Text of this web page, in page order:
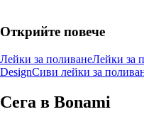
Открийте повече
Лейки за поливанеЛейки за
DesignСиви лейки за
Сега в Bonami